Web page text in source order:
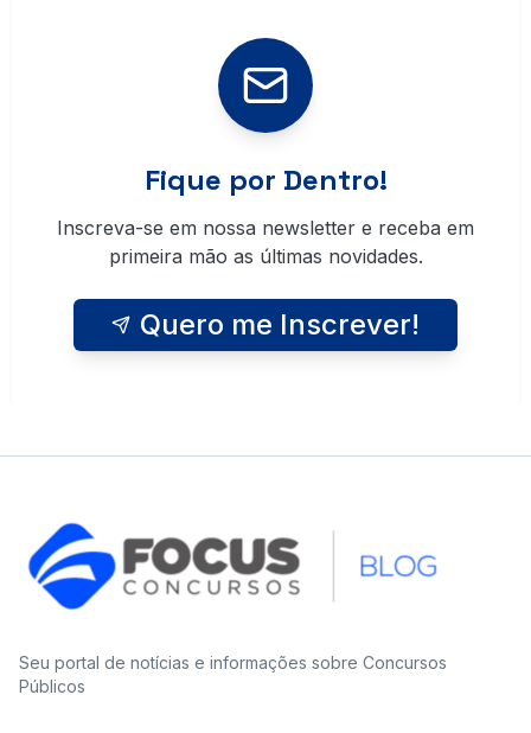
Fique por Dentro!
Inscreva-se em nossa newsletter e receba em
primeira mão as últimas novidades.
Quero me Inscrever!
Seu portal de notícias e informações sobre Concursos
Públicos